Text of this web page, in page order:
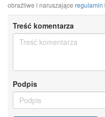
obraźliwe i naruszające regulamin
Treść komentarza
Podpis